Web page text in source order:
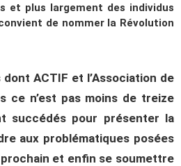
et plus largement des individus
de nommer la Révolution
ACTIF et l’Association de
ce n’est pas moins de treize
succédés pour présenter la
aux problématiques posées
et enfin se soumettre